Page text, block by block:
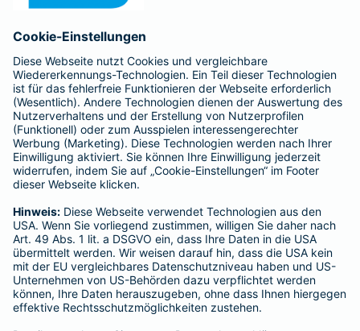
Affiliate-Partner werden
Barmenia ist Teil der BarmeniaGothaer
BELIEBTE SEITEN
Kranken-Zusatzversicherung
Tierversicherungen
Haftpflichtversicherung
Hausratversicherung
SERVICE
Adresse ändern
Schaden melden
Kilometerstandsmeldung
Serviceübersicht